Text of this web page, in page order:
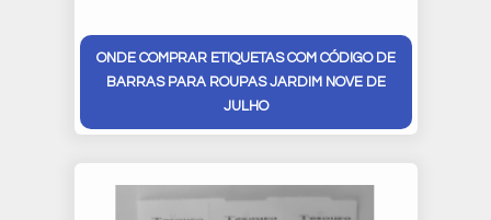
ONDE COMPRAR ETIQUETAS COM CÓDIGO DE
BARRAS PARA ROUPAS JARDIM NOVE DE
JULHO